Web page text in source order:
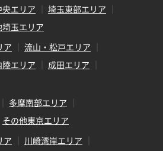
エリア
埼玉東部エリア
埼玉エリア
ア
流山・松戸エリア
エリア
成田エリア
多摩南部エリア
その他東京エリア
ア
川崎湾岸エリア